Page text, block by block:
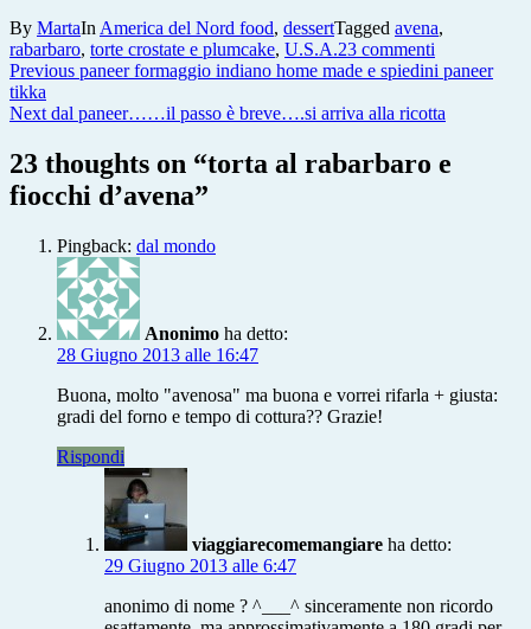
By MartaIn America del Nord food, dessertTagged avena,
rabarbaro, torte crostate e plumcake, U.S.A.23 commenti
torta
rabarbaro
d’avena
Navigazione
articoli
Previous Previous
paneer formaggio indiano home made e spiedini paneer
tikka
Next Next
dal paneer……il passo è breve….si arriva alla ricotta
23 thoughts on “torta al rabarbaro e
fiocchi d’avena”
Pingback: dal mondo
Anonimo ha detto:
28 Giugno 2013 alle 16:47
Buona, molto "avenosa" ma buona e vorrei rifarla + giusta:
gradi del forno e tempo di cottura?? Grazie!
Rispondi
viaggiarecomemangiare ha detto:
29 Giugno 2013 alle 6:47
anonimo di nome ? ^___^ sinceramente non ricordo